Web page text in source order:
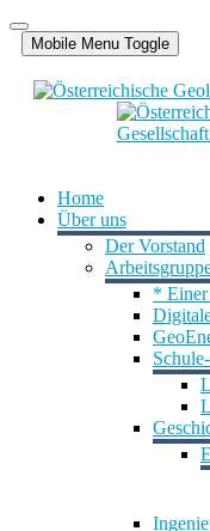
Mobile Menu Toggle
Home
Über uns
Der Vorstand
*